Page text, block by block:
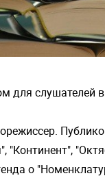
для слушателей
о